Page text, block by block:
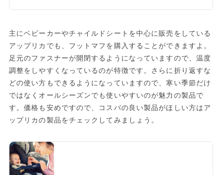
主にベビーカーやチャイルドシートを中心に販売をしている
アップリカでも、フットマフを購入することができますよ。
足元のファスナーが開閉するようになっていますので、温度
調整をしやすくなっているのが特徴です。さらに折り返すな
どの使い方もできるようになっていますので、寒い季節だけ
ではなくオールシーズンでも使いやすいのが魅力の製品で
す。価格も安めですので、コスパの良い製品がほしい方はア
ップリカの製品をチェックしてみましょう。